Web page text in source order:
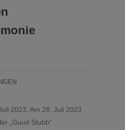
2023. Am 28. Juli 2023
„Guud Stubb“